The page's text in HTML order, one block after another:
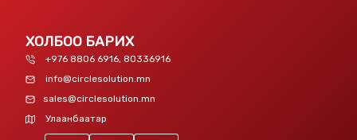
ХОЛБОО БАРИХ
+976 8806 6916, 80336916
info@circlesolution.mn
sales@circlesolution.mn
Улаанбаатар